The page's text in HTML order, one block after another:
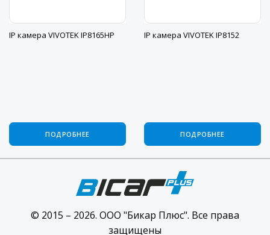
IP камера VIVOTEK IP8165HP
ПОДРОБНЕЕ
IP камера VIVOTEK IP8152
ПОДРОБНЕЕ
© 2015 – 2026. ООО "Бикар Плюс". Все права
защищены